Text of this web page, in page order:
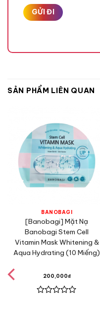
SẢN PHẨM LIÊN QUAN
BANOBAGI
[Banobagi] Mặt Nạ
Banobagi Stem Cell
Vitamin Mask Whitening &
Aqua Hydrating (10 Miếng)
200,000₫